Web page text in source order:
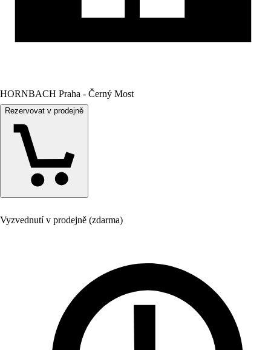
HORNBACH Praha - Černý Most
Rezervovat v prodejně
Vyzvednutí v prodejně (zdarma)